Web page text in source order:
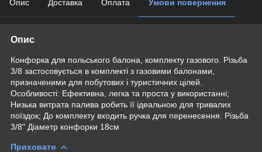
Опис Доставка Оплата Умови повернення
Опис
Конфорка для польського балона, комплекту газового. Різьба
3/8 застосовується в комплекті з газовими балонами,
призначеними для побутових і туристичних цілей.
Особливості: Ефективна, легка та проста у використанні;
Низька витрата палива робить її ідеальною для тривалих
поїздок; До комплекту входить ручка для перенесення. Різьба
3/8" Діаметр конфорки 18см
Приховати